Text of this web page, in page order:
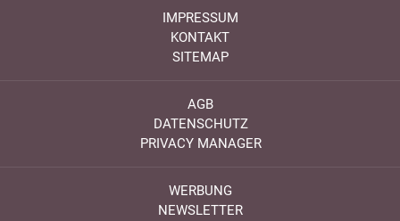
IMPRESSUM
KONTAKT
SITEMAP
AGB
DATENSCHUTZ
PRIVACY MANAGER
WERBUNG
NEWSLETTER